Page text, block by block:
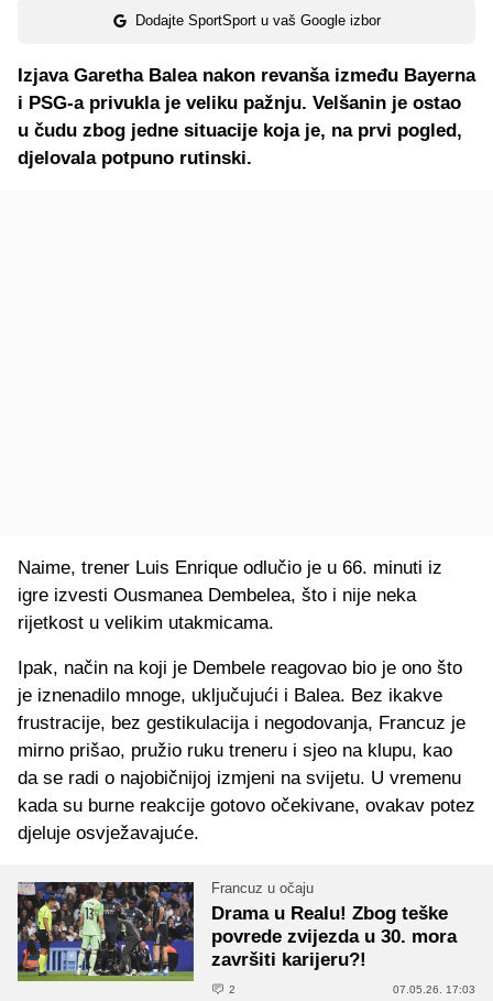
Dodajte SportSport u vaš Google izbor
Izjava Garetha Balea nakon revanša između Bayerna
i PSG-a privukla je veliku pažnju. Velšanin je ostao
u čudu zbog jedne situacije koja je, na prvi pogled,
djelovala potpuno rutinski.
Naime, trener Luis Enrique odlučio je u 66. minuti iz
igre izvesti Ousmanea Dembelea, što i nije neka
rijetkost u velikim utakmicama.
Ipak, način na koji je Dembele reagovao bio je ono što
je iznenadilo mnoge, uključujući i Balea. Bez ikakve
frustracije, bez gestikulacija i negodovanja, Francuz je
mirno prišao, pružio ruku treneru i sjeo na klupu, kao
da se radi o najobičnijoj izmjeni na svijetu. U vremenu
kada su burne reakcije gotovo očekivane, ovakav potez
djeluje osvježavajuće.
Francuz u očaju
Drama u Realu! Zbog teške
povrede zvijezda u 30. mora
završiti karijeru?!
2 07.05.26. 17:03